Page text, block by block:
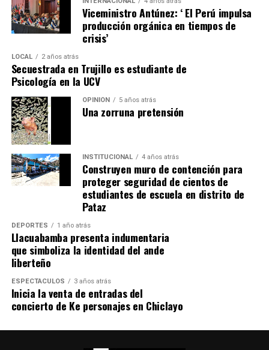
Viceministro Antúnez: ‘ El Perú impulsa
producción orgánica en tiempos de
crisis’
LOCAL 2 años atrás
Secuestrada en Trujillo es estudiante de
Psicología en la UCV
OPINIÓN 5 años atrás
Una zorruna pretensión
INSTITUCIONAL 4 años atrás
Construyen muro de contención para
proteger seguridad de cientos de
estudiantes de escuela en distrito de
Pataz
DEPORTES 1 año atrás
Llacuabamba presenta indumentaria
que simboliza la identidad del ande
liberteño
ESPECTÁCULOS 3 años atrás
Inicia la venta de entradas del
concierto de Ke personajes en Chiclayo